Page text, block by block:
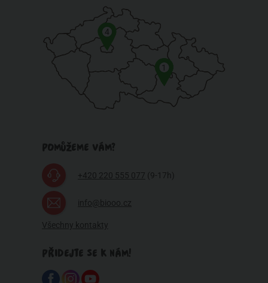
1
4
POMŮŽEME VÁM?
+420 220 555 077 (9-17h)
info@biooo.cz
Všechny kontakty
PŘIDEJTE SE K NÁM!